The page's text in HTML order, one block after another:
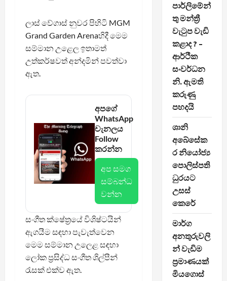
ලාස් වේගාස් නුවර පිහිටි MGM
Grand Garden Arenaහිදී ‍මෙම
සම්මාන උළෙල ඉතාමත්
උත්කර්ෂවත් අන්දමින් පවත්වා
ඇත.
අපගේ
WhatsApp
චැනලය
Follow
කරන්න
අප සමග
සම්බන්ධ
වන්න
සංගීත ක්ෂේත්‍රයේ විශිෂ්ටයින්
ඇගයීම සඳහා පැවැත්වෙන
මෙම සම්මාන උලෙළ සඳහා
ලෝක ප්‍රසිද්ධ සංගීත ශිල්පීන්
රැසක් එක්ව ඇත.
පාර්ලිමේන්
තු මන්ත්‍රී
වැටුප වැඩි
කළාද ? –
ආර්ථික
සංවර්ධන
නි. ඇමති
කරුණු
පහදයි
ශානි
අබේසේක
ර නියෝජ්‍ය
පොලිස්පති
ධුරයට
උසස්
කෙරේ
මාර්ග
අනතුරුවලි
න් වැඩිම
ප්‍රමාණයක්
මියගොස්